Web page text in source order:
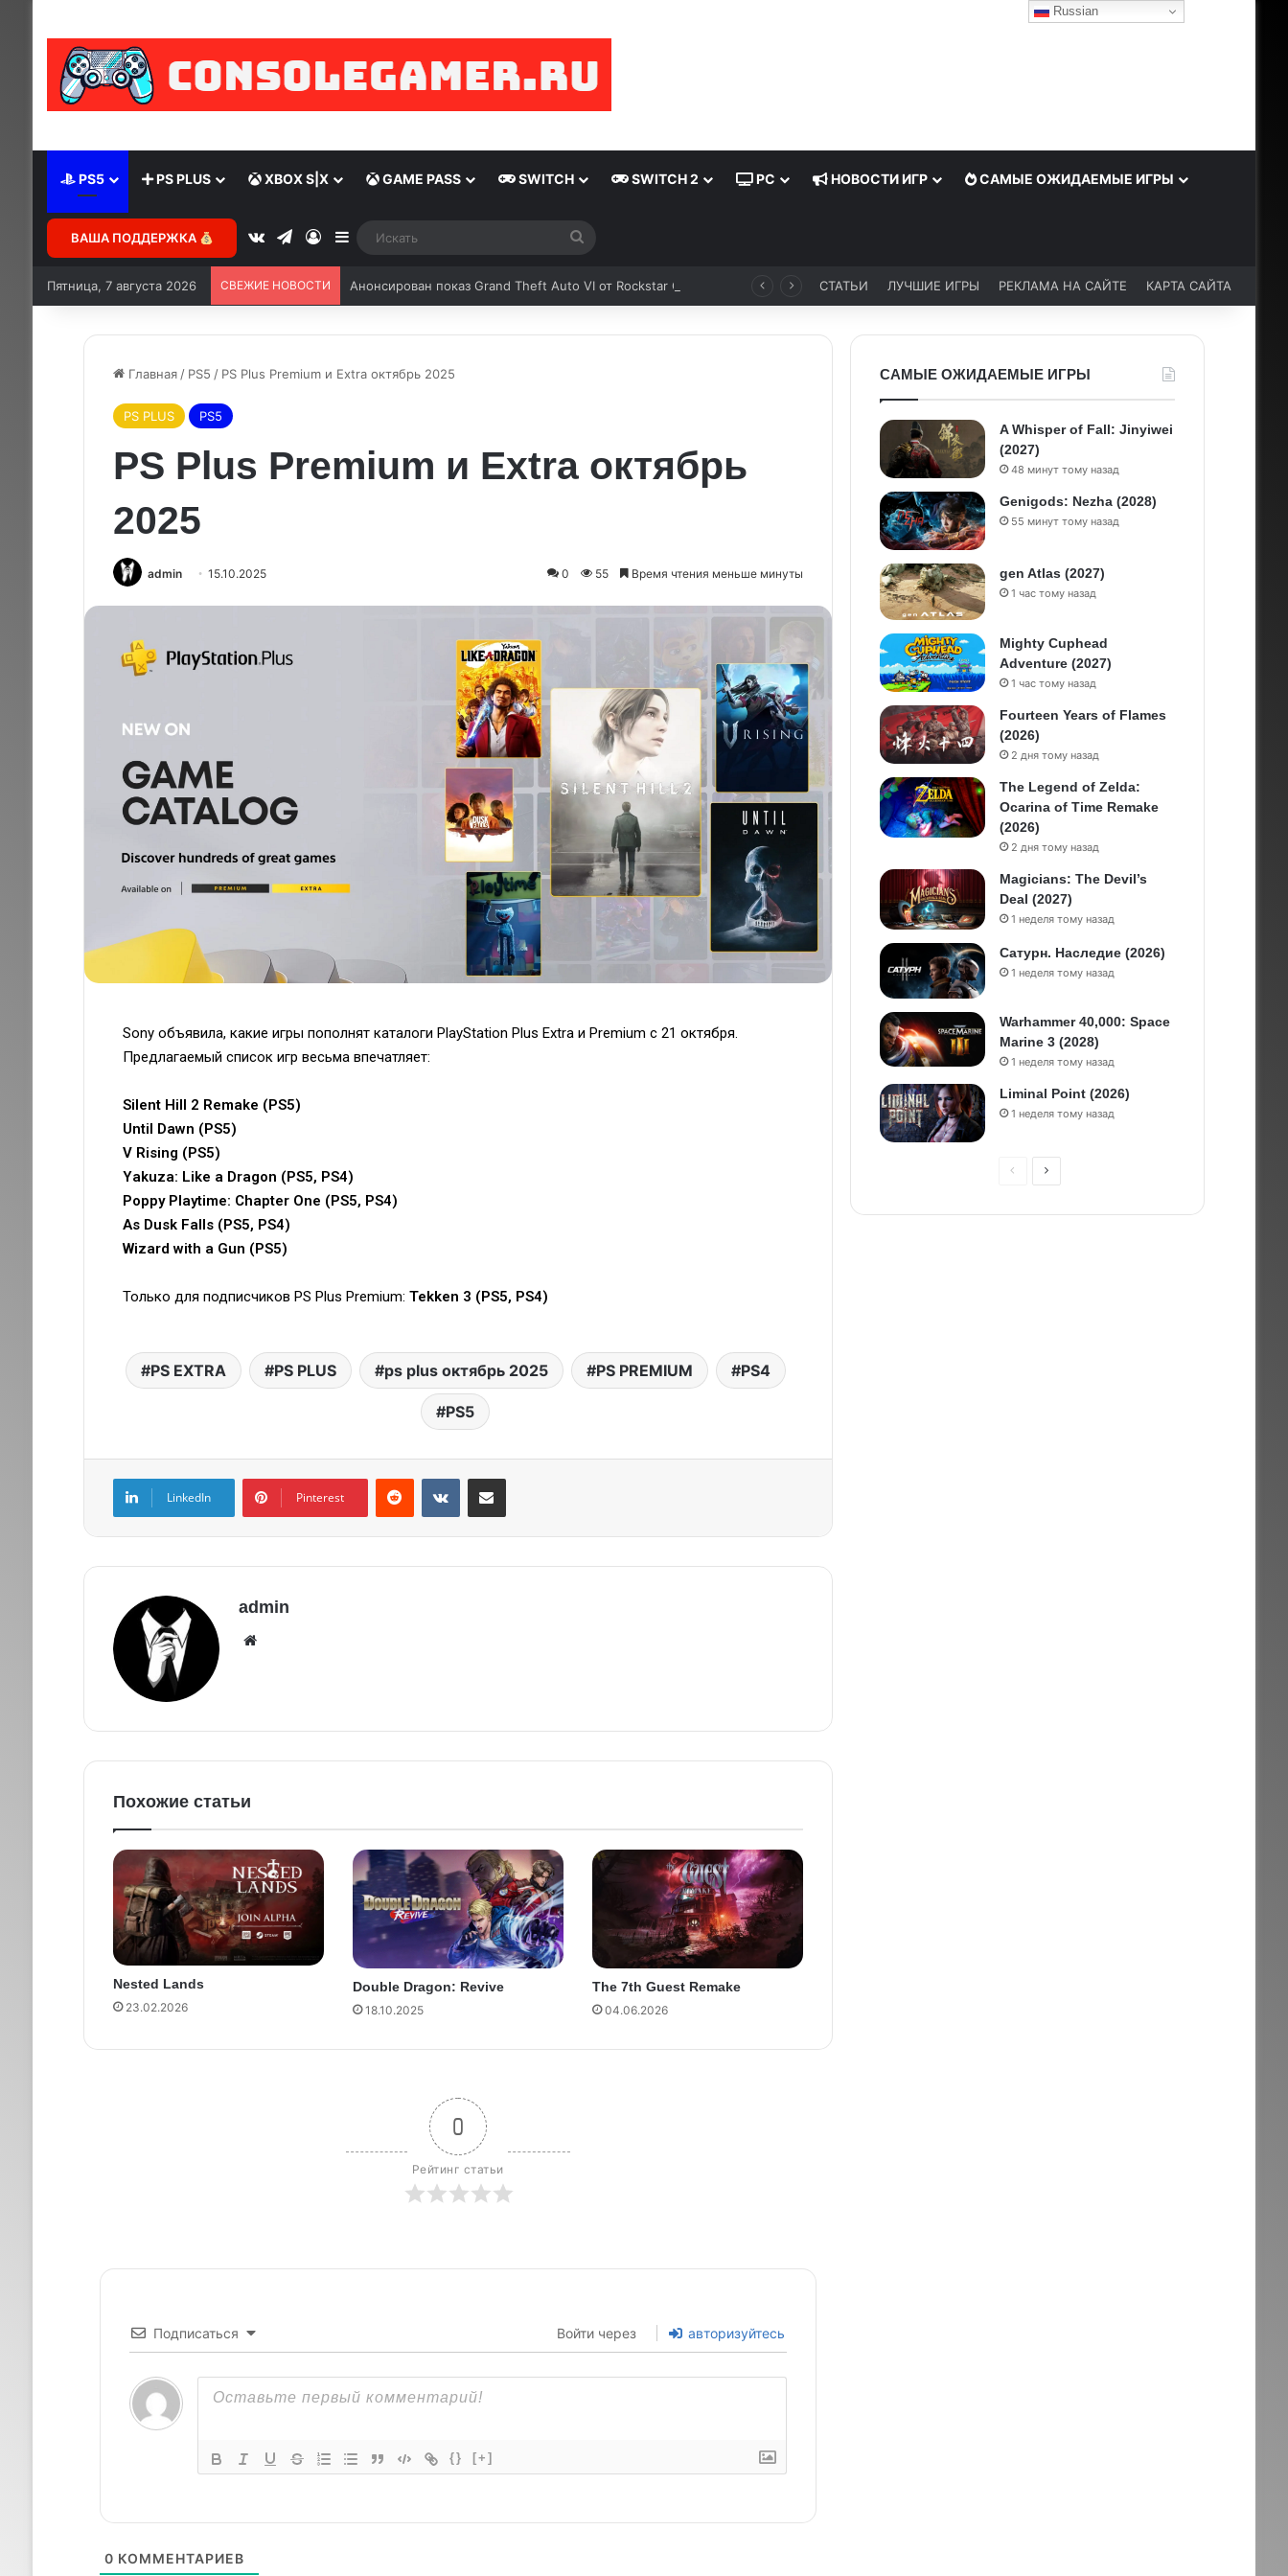
PS5 PS PLUS XBOX S|X GAME PASS SWITCH SWITCH 2 PC НОВОСТИ ИГР САМЫЕ ОЖИДАЕМЫЕ ИГРЫ
ВАША ПОДДЕРЖКА
Пятница, 7 августа 2026 СВЕЖИЕ НОВОСТИ Анонсирован показ Grand Theft Auto VI от Rockstar Games СТАТЬИ ЛУЧШИЕ ИГРЫ РЕКЛАМА НА САЙТЕ КАРТА САЙТА
Главная / PS5 / PS Plus Premium и Extra октябрь 2025
PS PLUS PS5
PS Plus Premium и Extra октябрь
2025
admin 15.10.2025 0 55 Время чтения меньше минуты
Sony объявила, какие игры пополнят каталоги PlayStation Plus Extra и Premium с 21 октября.
Предлагаемый список игр весьма впечатляет:
Silent Hill 2 Remake (PS5)
Until Dawn (PS5)
V Rising (PS5)
Yakuza: Like a Dragon (PS5, PS4)
Poppy Playtime: Chapter One (PS5, PS4)
As Dusk Falls (PS5, PS4)
Wizard with a Gun (PS5)
Только для подписчиков PS Plus Premium: Tekken 3 (PS5, PS4)
PS EXTRA PS PLUS ps plus октябрь 2025 PS PREMIUM PS4
PS5
LinkedIn Pinterest
admin
Похожие статьи
Nested Lands
23.02.2026
Double Dragon: Revive
18.10.2025
The 7th Guest Remake
04.06.2026
0
Рейтинг статьи
Подписаться Войти через авторизуйтесь
{} [+]
0 КОММЕНТАРИЕВ
САМЫЕ ОЖИДАЕМЫЕ ИГРЫ
A Whisper of Fall: Jinyiwei
(2027)
48 минут тому назад
Genigods: Nezha (2028)
55 минут тому назад
gen Atlas (2027)
1 час тому назад
Mighty Cuphead
Adventure (2027)
1 час тому назад
Fourteen Years of Flames
(2026)
2 дня тому назад
The Legend of Zelda:
Ocarina of Time Remake
(2026)
2 дня тому назад
Magicians: The Devil’s
Deal (2027)
1 неделя тому назад
Сатурн. Наследие (2026)
1 неделя тому назад
Warhammer 40,000: Space
Marine 3 (2028)
1 неделя тому назад
Liminal Point (2026)
1 неделя тому назад
Russian